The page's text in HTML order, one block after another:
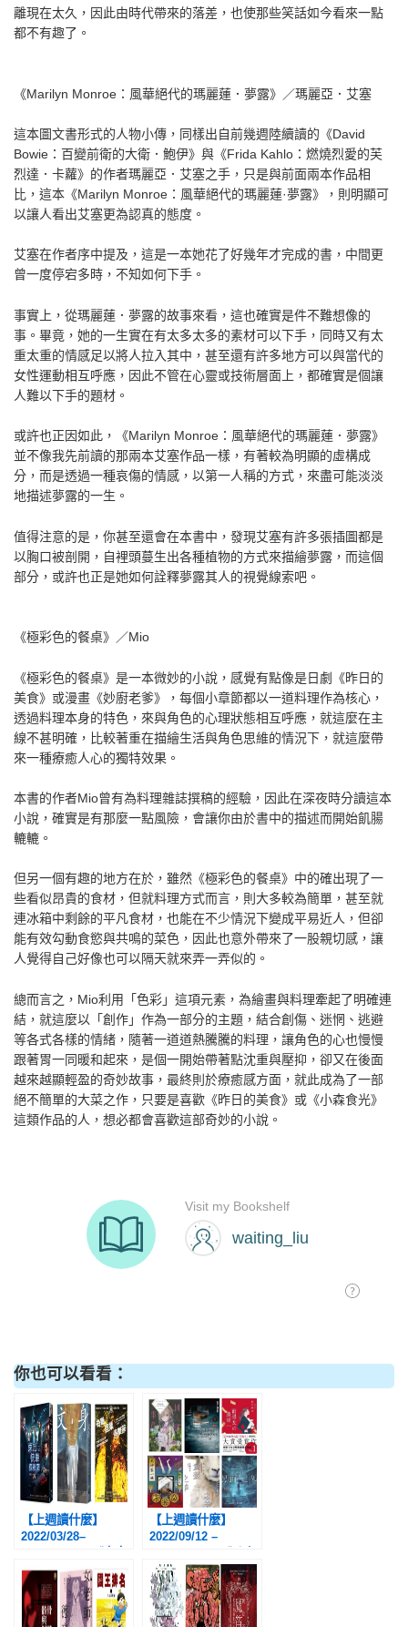
離現在太久，因此由時代帶來的落差，也使那些笑話如今看來一點
都不有趣了。
《Marilyn Monroe：風華絕代的瑪麗蓮．夢露》／瑪麗亞．艾塞
這本圖文書形式的人物小傳，同樣出自前幾週陸續讀的《David
Bowie：百變前衛的大衛．鮑伊》與《Frida Kahlo：燃燒烈愛的芙
烈達．卡蘿》的作者瑪麗亞．艾塞之手，只是與前面兩本作品相
比，這本《Marilyn Monroe：風華絕代的瑪麗蓮·夢露》，則明顯可
以讓人看出艾塞更為認真的態度。
艾塞在作者序中提及，這是一本她花了好幾年才完成的書，中間更
曾一度停宕多時，不知如何下手。
事實上，從瑪麗蓮．夢露的故事來看，這也確實是件不難想像的
事。畢竟，她的一生實在有太多太多的素材可以下手，同時又有太
重太重的情感足以將人拉入其中，甚至還有許多地方可以與當代的
女性運動相互呼應，因此不管在心靈或技術層面上，都確實是個讓
人難以下手的題材。
或許也正因如此，《Marilyn Monroe：風華絕代的瑪麗蓮．夢露》
並不像我先前讀的那兩本艾塞作品一樣，有著較為明顯的虛構成
分，而是透過一種哀傷的情感，以第一人稱的方式，來盡可能淡淡
地描述夢露的一生。
值得注意的是，你甚至還會在本書中，發現艾塞有許多張插圖都是
以胸口被剖開，自裡頭蔓生出各種植物的方式來描繪夢露，而這個
部分，或許也正是她如何詮釋夢露其人的視覺線索吧。
《極彩色的餐桌》／Mio
《極彩色的餐桌》是一本微妙的小說，感覺有點像是日劇《昨日的
美食》或漫畫《妙廚老爹》，每個小章節都以一道料理作為核心，
透過料理本身的特色，來與角色的心理狀態相互呼應，就這麼在主
線不甚明確，比較著重在描繪生活與角色思維的情況下，就這麼帶
來一種療癒人心的獨特效果。
本書的作者Mio曾有為料理雜誌撰稿的經驗，因此在深夜時分讀這本
小說，確實是有那麼一點風險，會讓你由於書中的描述而開始飢腸
轆轆。
但另一個有趣的地方在於，雖然《極彩色的餐桌》中的確出現了一
些看似昂貴的食材，但就料理方式而言，則大多較為簡單，甚至就
連冰箱中剩餘的平凡食材，也能在不少情況下變成平易近人，但卻
能有效勾動食慾與共鳴的菜色，因此也意外帶來了一股親切感，讓
人覺得自己好像也可以隔天就來弄一弄似的。
總而言之，Mio利用「色彩」這項元素，為繪畫與料理牽起了明確連
結，就這麼以「創作」作為一部分的主題，結合創傷、迷惘、逃避
等各式各樣的情緒，隨著一道道熱騰騰的料理，讓角色的心也慢慢
跟著胃一同暖和起來，是個一開始帶著點沈重與壓抑，卻又在後面
越來越顯輕盈的奇妙故事，最終則於療癒感方面，就此成為了一部
絕不簡單的大菜之作，只要是喜歡《昨日的美食》或《小森食光》
這類作品的人，想必都會喜歡這部奇妙的小說。
你也可以看看：
【上週讀什麼】
2022/03/28–
快車謀殺案》、《文
身》、《奇職怪業俱
樂部》
【上週讀什麼】
2022/09/12 –
邸殺人事件》、《漫
長的告別》、《前男
友的遺書》、《犬神
家一族》、《貪婪之